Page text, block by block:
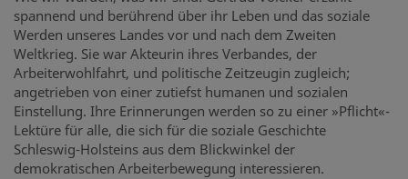
spannend und berührend über ihr Leben und das soziale
Werden unseres Landes vor und nach dem Zweiten
Weltkrieg. Sie war Akteurin ihres Verbandes, der
Arbeiterwohlfahrt, und politische Zeitzeugin zugleich;
angetrieben von einer zutiefst humanen und sozialen
Einstellung. Ihre Erinnerungen werden so zu einer »Pflicht«-
Lektüre für alle, die sich für die soziale Geschichte
Schleswig-Holsteins aus dem Blickwinkel der
demokratischen Arbeiterbewegung interessieren.